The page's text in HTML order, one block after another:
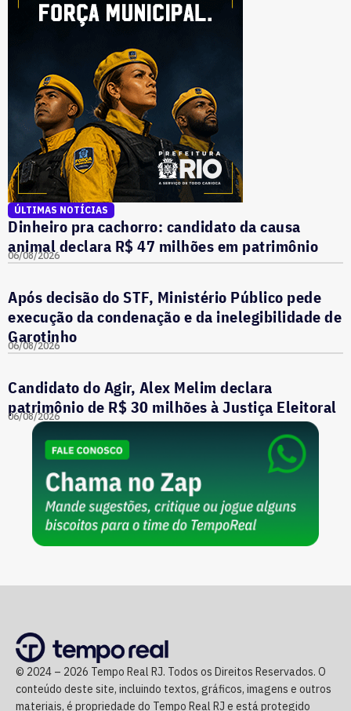
ÚLTIMAS NOTÍCIAS
Dinheiro pra cachorro: candidato da causa
animal declara R$ 47 milhões em patrimônio
06/08/2026
Após decisão do STF, Ministério Público pede
execução da condenação e da inelegibilidade de
Garotinho
06/08/2026
Candidato do Agir, Alex Melim declara
patrimônio de R$ 30 milhões à Justiça Eleitoral
06/08/2026
© 2024 – 2026 Tempo Real RJ. Todos os Direitos Reservados. O
conteúdo deste site, incluindo textos, gráficos, imagens e outros
materiais, é propriedade do Tempo Real RJ e está protegido